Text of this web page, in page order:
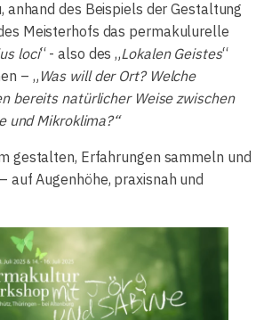
anhand des Beispiels der Gestaltung
Meisterhofs das permakulurelle
loci“ - also des „Lokalen Geistes“
– „ Was will der Ort? Welche
bereits natürlicher Weise zwischen
und Mikroklima?“
gestalten, Erfahrungen sammeln und
auf Augenhöhe, praxisnah und